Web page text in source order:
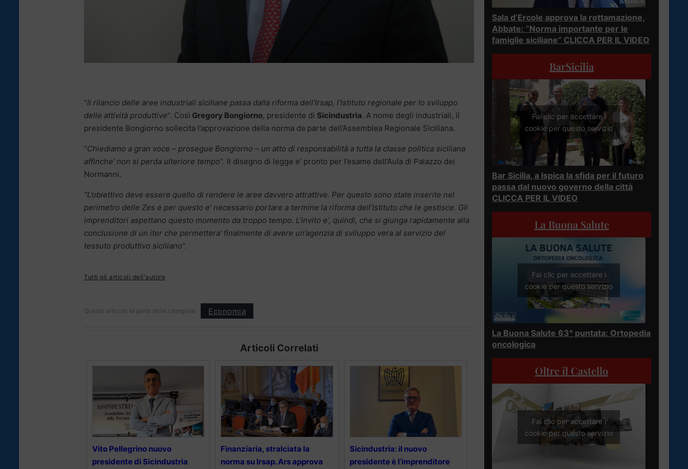
“Il rilancio delle aree industriali siciliane passa dalla riforma dell’Irsap, l’Istituto regionale per lo sviluppo
delle attività produttive“. Così Gregory Bongiorno, presidente di Sicindustria. A nome degli industriali, il
presidente Bongiorno sollecita l’approvazione della norma da parte dell’Assemblea Regionale Siciliana.
“Chiediamo a gran voce – prosegue Bongiorno – un atto di responsabilità a tutta la classe politica siciliana
affinche’ non si perda ulteriore tempo“. Il disegno di legge e’ pronto per l’esame dell’Aula di Palazzo dei
Normanni.
“L’obiettivo deve essere quello di rendere le aree davvero attrattive. Per questo sono state inserite nel
perimetro delle Zes e per questo e’ necessario portare a termine la riforma dell’Istituto che le gestisce. Gli
imprenditori aspettano questo momento da troppo tempo. L’invito e’, quindi, che si giunga rapidamente alla
conclusione di un iter che permettera’ finalmente di avere un’agenzia di sviluppo vera al servizio del
tessuto produttivo siciliano“.
Tutti gli articoli dell'autore
Questo articolo fa parte delle categorie: Economia
Articoli Correlati
Vito Pellegrino nuovo
presidente di Sicindustria
Finanziaria, stralciata la
norma su Irsap. Ars approva
Sicindustria: il nuovo
presidente è l’imprenditore
Sala d’Ercole approva la rottamazione,
Abbate: “Norma importante per le
famiglie siciliane” CLICCA PER IL VIDEO
BarSicilia
Fai clic per accettare i
cookie per questo servizio
Bar Sicilia, a Ispica la sfida per il futuro
passa dal nuovo governo della città
CLICCA PER IL VIDEO
La Buona Salute
Fai clic per accettare i
cookie per questo servizio
La Buona Salute 63° puntata: Ortopedia
oncologica
Oltre il Castello
Fai clic per accettare i
cookie per questo servizio